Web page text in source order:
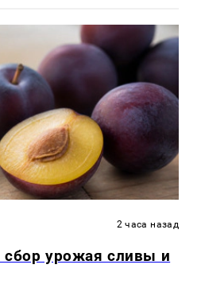
2 часа назад
урожая сливы и